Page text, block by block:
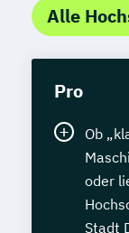
Alle
Pro
Ob
oder
Stadt